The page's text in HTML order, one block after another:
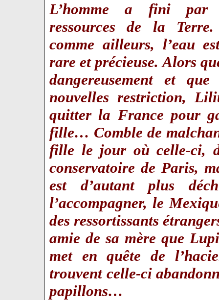
L’homme a fini par
ressources de la
comme ailleurs, l’eau
rare et précieuse. Alors
dangereusement et
nouvelles restriction,
quitter la France pour
fille… Comble de
fille le jour où celle-ci,
conservatoire de Paris,
est d’autant plus
l’accompagner, le
des ressortissants
amie de sa mère que
met en quête de
trouvent celle-ci
papillons…